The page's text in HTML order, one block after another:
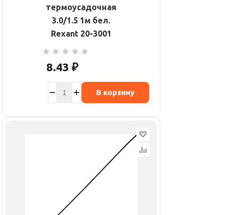
термоусадочная
3.0/1.5 1м бел.
Rexant 20-3001
8.43 ₽
В корзину